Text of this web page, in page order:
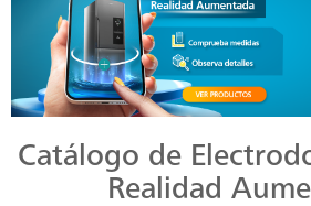
Catálogo de
Realidad